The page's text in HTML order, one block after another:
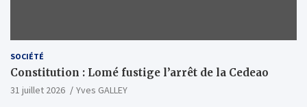
SOCIÉTÉ
Constitution : Lomé fustige l’arrêt de la Cedeao
31 juillet 2026 Yves GALLEY